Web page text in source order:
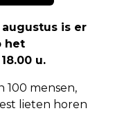
is er
het
u.
100 mensen,
lieten horen